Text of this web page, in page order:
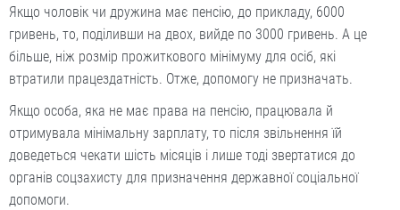
Якщо чоловік чи дружина має пенсію, до прикладу, 6000
гривень, то, поділивши на двох, вийде по 3000 гривень. А це
більше, ніж розмір прожиткового мінімуму для осіб, які
втратили працездатність. Отже, допомогу не призначать.
Якщо особа, яка не має права на пенсію, працювала й
отримувала мінімальну зарплату, то після звільнення їй
доведеться чекати шість місяців і лише тоді звертатися до
органів соцзахисту для призначення державної соціальної
допомоги.